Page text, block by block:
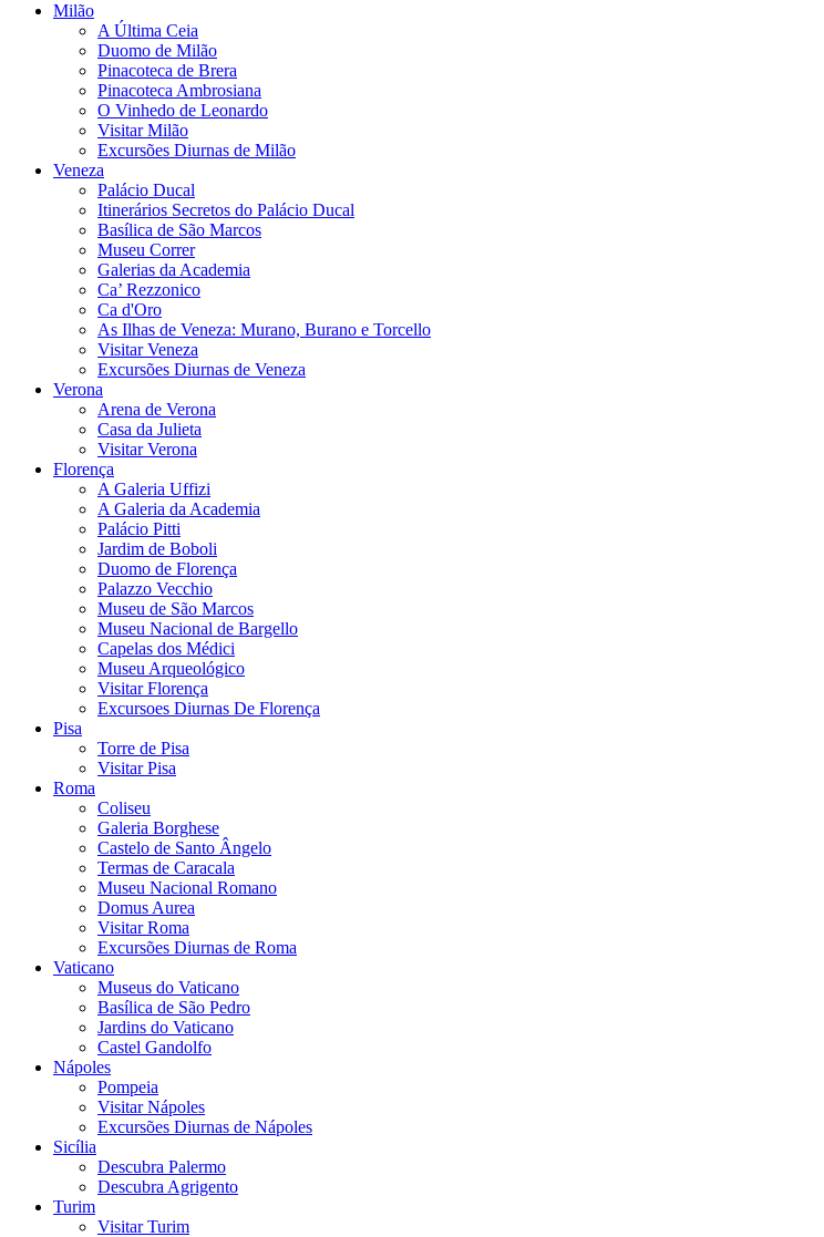
Milão
A Última Ceia
Duomo de Milão
Pinacoteca de Brera
Pinacoteca Ambrosiana
O Vinhedo de Leonardo
Visitar Milão
Excursões Diurnas de Milão
Veneza
Palácio Ducal
Itinerários Secretos do Palácio Ducal
Basílica de São Marcos
Museu Correr
Galerias da Academia
Ca’ Rezzonico
Ca d'Oro
As Ilhas de Veneza: Murano, Burano e Torcello
Visitar Veneza
Excursões Diurnas de Veneza
Verona
Arena de Verona
Casa da Julieta
Visitar Verona
Florença
A Galeria Uffizi
A Galeria da Academia
Palácio Pitti
Jardim de Boboli
Duomo de Florença
Palazzo Vecchio
Museu de São Marcos
Museu Nacional de Bargello
Capelas dos Médici
Museu Arqueológico
Visitar Florença
Excursoes Diurnas De Florença
Pisa
Torre de Pisa
Visitar Pisa
Roma
Coliseu
Galeria Borghese
Castelo de Santo Ângelo
Termas de Caracala
Museu Nacional Romano
Domus Aurea
Visitar Roma
Excursões Diurnas de Roma
Vaticano
Museus do Vaticano
Basílica de São Pedro
Jardins do Vaticano
Castel Gandolfo
Nápoles
Pompeia
Visitar Nápoles
Excursões Diurnas de Nápoles
Sicília
Descubra Palermo
Descubra Agrigento
Turim
Visitar Turim